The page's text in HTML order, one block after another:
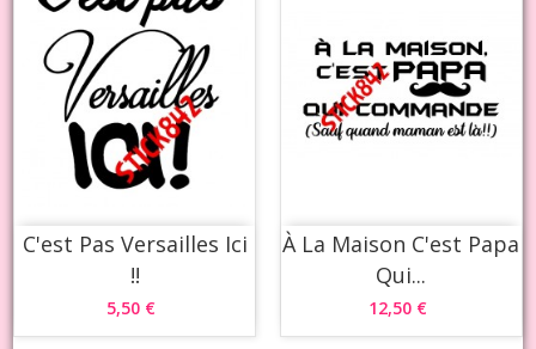
C'est Pas Versailles Ici
!!
5,50 €
À La Maison C'est Papa
Qui...
12,50 €